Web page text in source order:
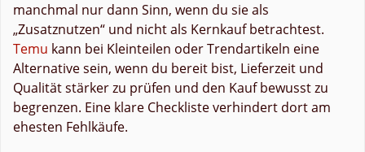
manchmal nur dann Sinn, wenn du sie als
„Zusatznutzen“ und nicht als Kernkauf betrachtest.
Temu kann bei Kleinteilen oder Trendartikeln eine
Alternative sein, wenn du bereit bist, Lieferzeit und
Qualität stärker zu prüfen und den Kauf bewusst zu
begrenzen. Eine klare Checkliste verhindert dort am
ehesten Fehlkäufe.